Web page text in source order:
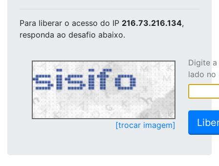
Para liberar o acesso do IP 216.73.216.134,
responda ao desafio abaixo.
[trocar imagem]
Digite
lado no